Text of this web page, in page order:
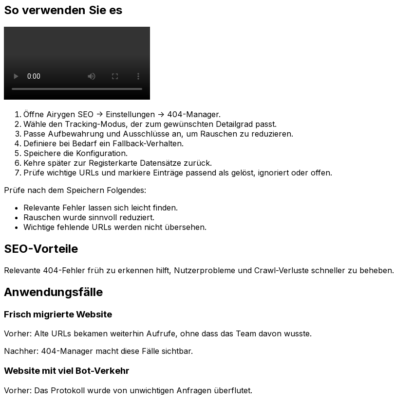
So verwenden Sie es
Öffne Airygen SEO -> Einstellungen -> 404-Manager.
Wähle den Tracking-Modus, der zum gewünschten Detailgrad passt.
Passe Aufbewahrung und Ausschlüsse an, um Rauschen zu reduzieren.
Definiere bei Bedarf ein Fallback-Verhalten.
Speichere die Konfiguration.
Kehre später zur Registerkarte Datensätze zurück.
Prüfe wichtige URLs und markiere Einträge passend als gelöst, ignoriert oder offen.
Prüfe nach dem Speichern Folgendes:
Relevante Fehler lassen sich leicht finden.
Rauschen wurde sinnvoll reduziert.
Wichtige fehlende URLs werden nicht übersehen.
SEO-Vorteile
Relevante 404-Fehler früh zu erkennen hilft, Nutzerprobleme und Crawl-Verluste schneller zu beheben.
Anwendungsfälle
Frisch migrierte Website
Vorher: Alte URLs bekamen weiterhin Aufrufe, ohne dass das Team davon wusste.
Nachher: 404-Manager macht diese Fälle sichtbar.
Website mit viel Bot-Verkehr
Vorher: Das Protokoll wurde von unwichtigen Anfragen überflutet.